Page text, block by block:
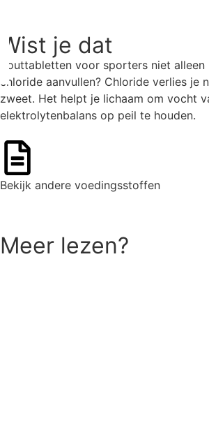
Wist je dat
Zouttabletten voor sporters niet
chloride aanvullen? Chloride verlies je
zweet. Het helpt je lichaam om vocht
elektrolytenbalans op peil te houden.
Bekijk andere voedingsstoffen
Meer lezen?